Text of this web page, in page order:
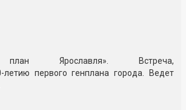
план Ярославля». Встреча,
летию первого генплана города. Ведет